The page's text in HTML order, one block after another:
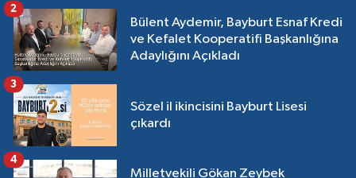
Bülent Aydemir, Bayburt Esnaf Kredi
ve Kefalet Kooperatifi Başkanlığına
Adaylığını Açıkladı
2
Sözel il ikincisini Bayburt Lisesi
çıkardı
3
Milletvekili Gökan Zeybek
4